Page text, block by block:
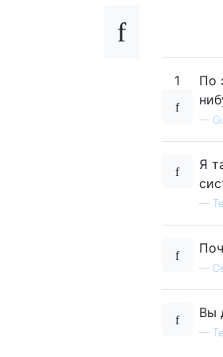
1
По
—
Я
—
—
Вы
—